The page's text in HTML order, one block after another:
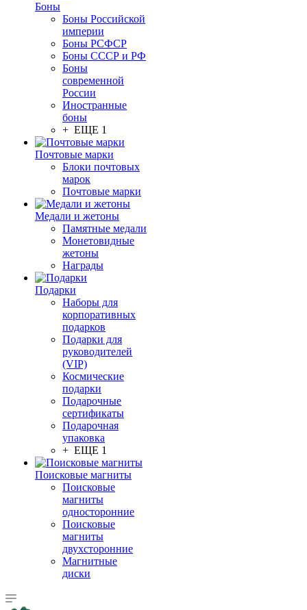
Боны
Боны Российской
империи
Боны РСФСР
Боны СССР и РФ
Боны
современной
России
Иностранные
боны
+ ЕЩЕ 1
Почтовые марки
Блоки почтовых
марок
Почтовые марки
Медали и жетоны
Памятные медали
Монетовидные
жетоны
Награды
Подарки
Наборы для
корпоративных
подарков
Подарки для
руководителей
(VIP)
Космические
подарки
Подарочные
сертификаты
Подарочная
упаковка
+ ЕЩЕ 1
Поисковые магниты
Поисковые
магниты
односторонние
Поисковые
магниты
двухсторонние
Магнитные
диски